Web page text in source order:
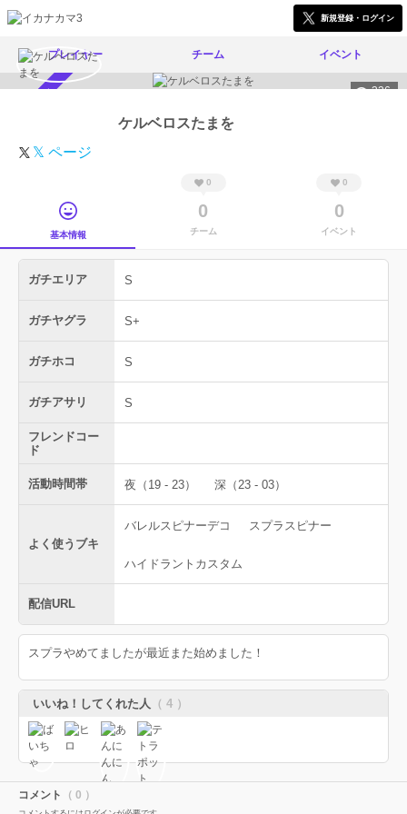
新規登録・ログイン
プレイヤー チーム イベント
326
ケルベロスたまを
𝕏 ページ
基本情報
0
0
チーム
0
0
イベント
ガチエリア S
ガチヤグラ S+
ガチホコ S
ガチアサリ S
フレンドコー
ド
活動時間帯 夜（19 - 23） 深（23 - 03）
よく使うブキ
バレルスピナーデコ スプラスピナー
ハイドラントカスタム
配信URL
スプラやめてましたが最近また始めました！
いいね！してくれた人 （ 4 ）
コメント （ 0 ）